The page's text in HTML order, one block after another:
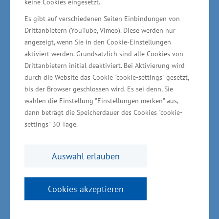
Es gibt auf verschiedenen Seiten Einbindungen von
Drittanbietern (YouTube, Vimeo). Diese werden nur
angezeigt, wenn Sie in den Cookie-Einstellungen
aktiviert werden. Grundsätzlich sind alle Cookies von
Drittanbietern initial deaktiviert. Bei Aktivierung wird
durch die Website das Cookie "cookie-settings" gesetzt,
bis der Browser geschlossen wird. Es sei denn, Sie
wählen die Einstellung "Einstellungen merken" aus,
dann beträgt die Speicherdauer des Cookies "cookie-
settings" 30 Tage.
Auswahl erlauben
Cookies akzeptieren
dieses Engagement vor Ort auch sichtbar.“
Mit dem neuen Markt wird eine zentrale Lücke
geschlossen: Seit 2016 gab es in Sukow keine
stationäre Lebensmittel­versorgung mehr. Die
Gemeindevertretung hatte sich über Jahre
hinweg intensiv um eine nachhaltige Lösung
bemüht. Der neue Dorfladen ist nicht nur ein
Ort für den täglichen Ein­kauf, sondern auch ein
ältere Menschen, die nun wieder wohnortnah
Das Konzept von Tante Enso verbindet